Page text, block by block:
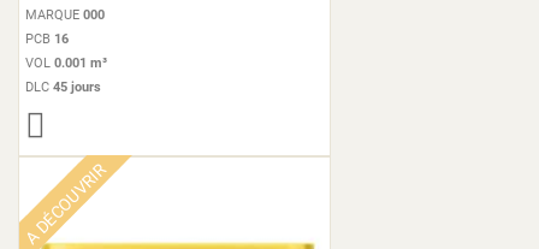
MARQUE 000
PCB 16
VOL 0.001 m³
DLC 45 jours
A DÉCOUVRIR